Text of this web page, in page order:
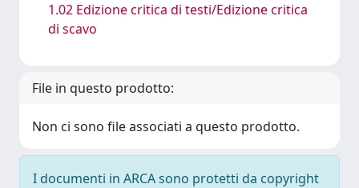
1.02 Edizione critica di testi/Edizione critica
di scavo
File in questo prodotto:
Non ci sono file associati a questo prodotto.
I documenti in ARCA sono protetti da copyright